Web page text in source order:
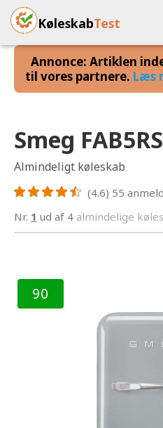
KøleskabTest
Annonce: Artiklen
til vores partnere. Læs
Smeg
Almindeligt køleskab
(4.6) 55
Nr. 1 ud af 4 almindelige
90